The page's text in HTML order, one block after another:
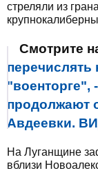
стреляли из
Смотрите
перечислять
"военторге",
продолжают
Авдеевки.
На Луганщине
вблизи